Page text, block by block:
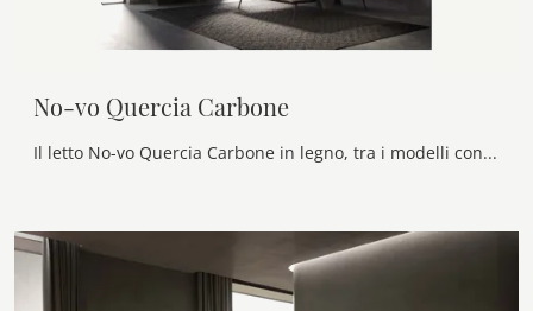
No-vo Quercia Carbone
Il letto No-vo Quercia Carbone in legno, tra i modelli con testiera matrimoniali design di Voltan, è perfetto per garantirti il riposo migliore.